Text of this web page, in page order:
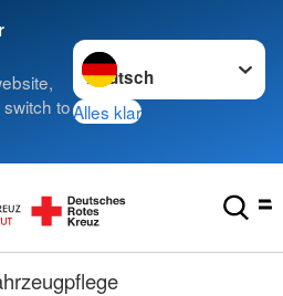
to
Sprache wechseln zu
Alles klar